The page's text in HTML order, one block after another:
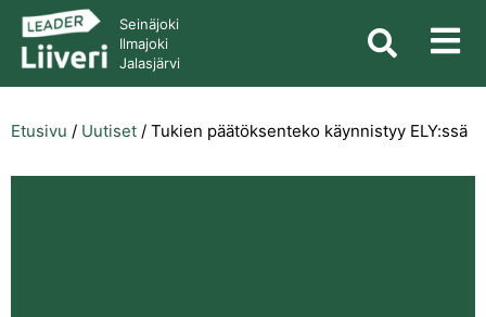
Seinäjoki
Ilmajoki
Jalasjärvi
Etusivu / Uutiset / Tukien päätöksenteko käynnistyy ELY:ssä